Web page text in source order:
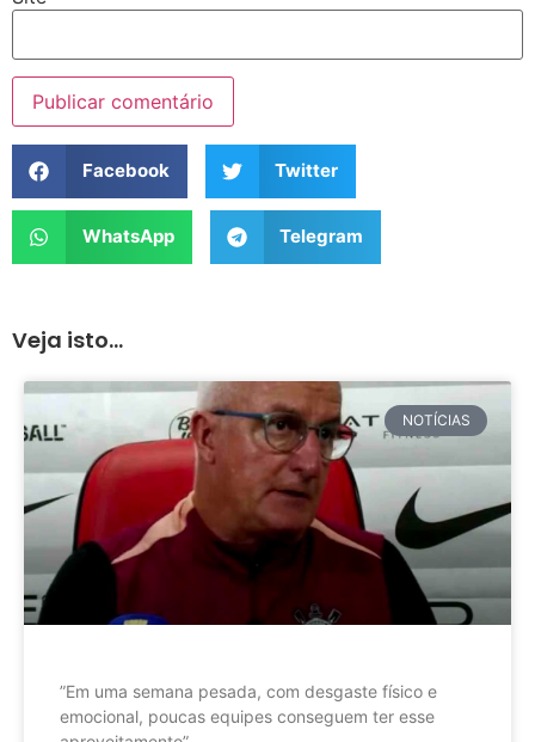
Facebook Twitter
WhatsApp Telegram
Veja isto...
NOTÍCIAS
”Em uma semana pesada, com desgaste físico e
emocional, poucas equipes conseguem ter esse